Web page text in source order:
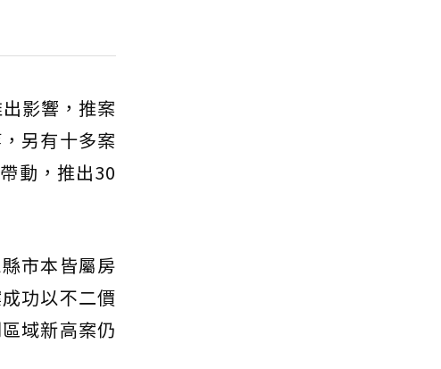
影響，推案
另有十多案
動，推出30
市本皆屬房
功以不二價
域新高案仍